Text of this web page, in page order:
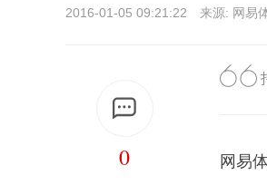
2016-01-05 09:21:22 来源: 网易
0 网易